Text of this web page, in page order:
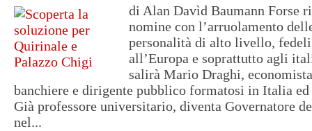
di Alan Davìd Baumann Forse
nomine con l’arruolamento
personalità di alto livello,
all’Europa e soprattutto agli
salirà Mario Draghi,
banchiere e dirigente pubblico formatosi in Italia
Già professore universitario, diventa Governatore
nel...